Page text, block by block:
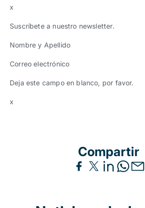
x
Suscríbete a nuestro newsletter.
Nombre y Apellido
Correo electrónico
Deja este campo en blanco, por favor.
x
Compartir